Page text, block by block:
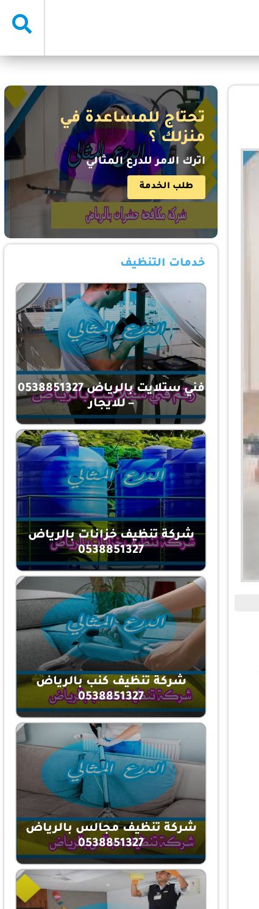
تحتاج للمساعدة في
منزلك ؟
اترك الامر للدرع المثالي
طلب الخدمة
خدمات التنظيف
فني ستلايت بالرياض 0538851327
– للايجار
شركة تنظيف خزانات بالرياض
0538851327
شركة تنظيف كنب بالرياض
0538851327
شركة تنظيف مجالس بالرياض
0538851327